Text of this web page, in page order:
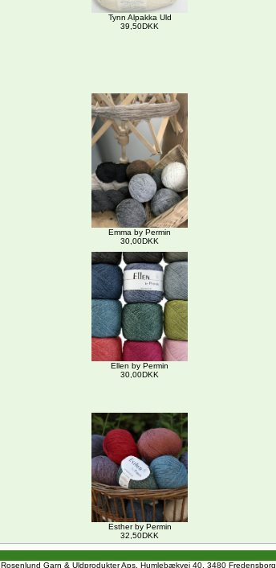
Tynn Alpakka Uld
39,50DKK
Emma by Permin
30,00DKK
Ellen by Permin
30,00DKK
Esther by Permin
32,50DKK
Rosenlund Garn & Uldprodukter Aps, Humlebækvej 40, 3480 Fredensborg.